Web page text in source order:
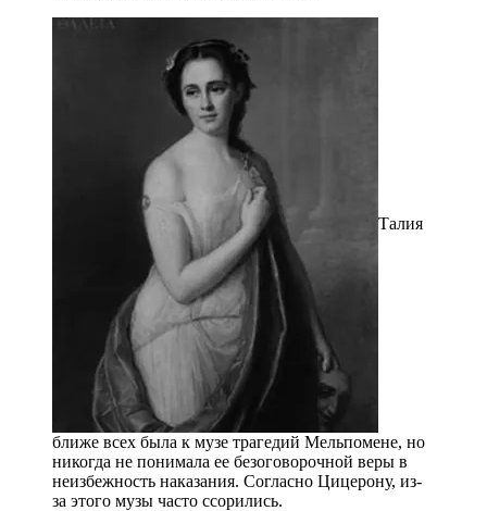
Талия
ближе всех была к музе трагедий Мельпомене, но
никогда не понимала ее безоговорочной веры в
неизбежность наказания. Согласно Цицерону, из-
за этого музы часто ссорились.